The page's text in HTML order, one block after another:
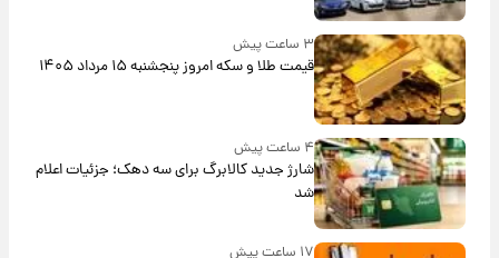
۳ ساعت پیش
قیمت طلا و سکه امروز پنجشنبه ۱۵ مرداد ۱۴۰۵
۴ ساعت پیش
شارژ جدید کالابرگ برای سه دهک؛ جزئیات اعلام
شد
۱۷ ساعت پیش